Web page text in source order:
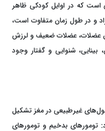
است که در اوایل کودکی ظاهر
و در طول زمان متفاوت است،
عضلات، عضلات ضعیف و لرزش
شنوایی و گفتار وجود
غیرطبیعی در مغز تشکیل
تومورهای بدخیم و تومورهای